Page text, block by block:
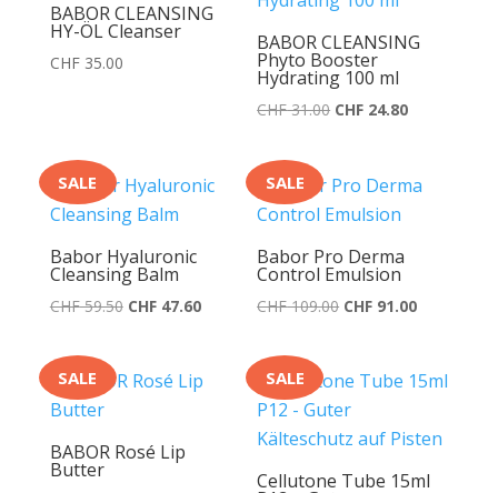
BABOR CLEANSING
HY-ÖL Cleanser
CHF35.00
BABOR CLEANSING
Phyto Booster
Hydrating 100 ml
CHF31.00 Ursprünglicher
CHF 31.00
CHF 24.80Aktueller
CHF 24.80.
SALE
Babor Hyaluronic
Cleansing Balm
CHF59.50 Ursprünglicher
CHF 59.50
CHF47.60Aktueller
CHF 47.60.
SALE
Babor Pro Derma
Control Emulsion
CHF109.00 Ursprünglicher
CHF 109.00
CHF 91.00Aktueller
CHF 91.00.
SALE
BABOR Rosé Lip
Butter
SALE
Cellutone Tube 15ml